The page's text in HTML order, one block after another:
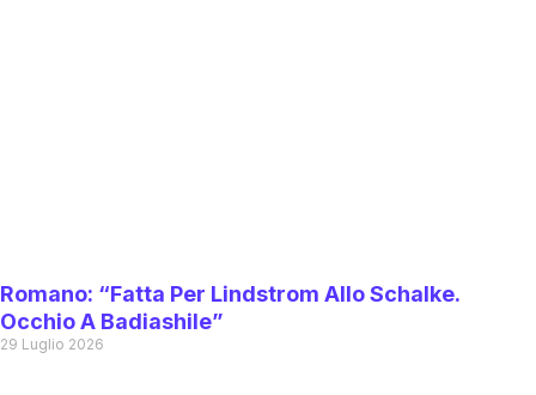
Romano: “Fatta Per Lindstrom Allo Schalke.
Occhio A Badiashile”
29 Luglio 2026